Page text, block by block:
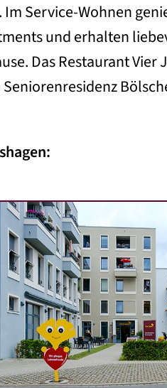
Service-Wohnen
und erhalten
Das Restaurant Vier